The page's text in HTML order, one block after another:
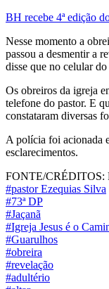
BH recebe 4ª edição
Nesse momento a
passou a desmentir a
disse que no celular
Os obreiros da igreja
telefone do pastor. E
constataram diversas
A polícia foi acionada
esclarecimentos.
FONTE/CRÉDITOS:
#pastor Ezequias Silva
#73ª DP
#Jaçanã
#Igreja Jesus é o
#Guarulhos
#obreira
#revelação
#adultério